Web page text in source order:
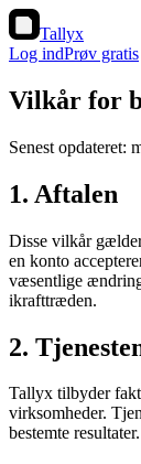
Tallyx
Log indPrøv gratis
Vilkår for
Senest opdateret:
1. Aftalen
Disse vilkår
en konto
væsentlige
ikrafttræden.
2.
Tallyx tilbyder
virksomheder.
bestemte